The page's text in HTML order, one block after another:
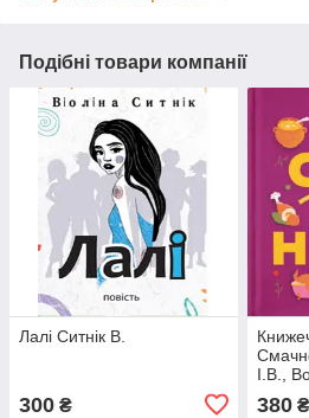
Подібні товари компанії
Лалі Ситнік В.
300 ₴
І.В.,
380₴